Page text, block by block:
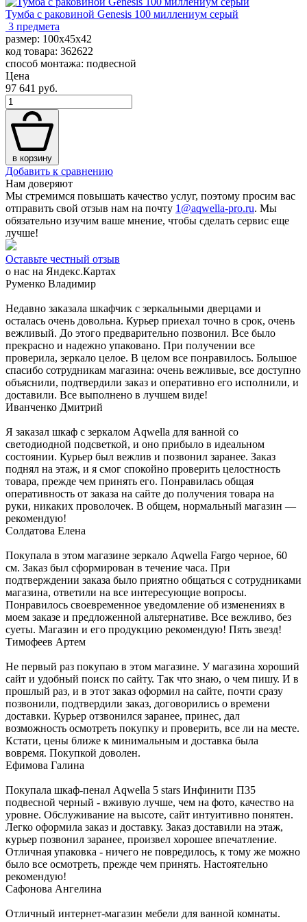
Тумба с раковиной Genesis 100 миллениум серый
3 предмета
размер: 100x45x42
код товара: 362622
способ монтажа: подвесной
Цена
97 641 руб.
в корзину
Добавить к сравнению
Нам доверяют
Мы стремимся повышать качество услуг, поэтому просим вас
отправить свой отзыв нам на почту 1@aqwella-pro.ru. Мы
обязательно изучим ваше мнение, чтобы сделать сервис еще
лучше!
Оставьте честный отзыв
о нас на Яндекс.Картах
Руменко Владимир
Недавно заказала шкафчик с зеркальными дверцами и
осталась очень довольна. Курьер приехал точно в срок, очень
вежливый. До этого предварительно позвонил. Все было
прекрасно и надежно упаковано. При получении все
проверила, зеркало целое. В целом все понравилось. Большое
спасибо сотрудникам магазина: очень вежливые, все доступно
объяснили, подтвердили заказ и оперативно его исполнили, и
доставили. Все выполнено в лучшем виде!
Иванченко Дмитрий
Я заказал шкаф с зеркалом Aqwella для ванной со
светодиодной подсветкой, и оно прибыло в идеальном
состоянии. Курьер был вежлив и позвонил заранее. Заказ
поднял на этаж, и я смог спокойно проверить целостность
товара, прежде чем принять его. Понравилась общая
оперативность от заказа на сайте до получения товара на
руки, никаких проволочек. В общем, нормальный магазин —
рекомендую!
Солдатова Елена
Покупала в этом магазине зеркало Aqwella Fargo черное, 60
см. Заказ был сформирован в течение часа. При
подтверждении заказа было приятно общаться с сотрудниками
магазина, ответили на все интересующие вопросы.
Понравилось своевременное уведомление об изменениях в
моем заказе и предложенной альтернативе. Все вежливо, без
суеты. Магазин и его продукцию рекомендую! Пять звезд!
Тимофеев Артем
Не первый раз покупаю в этом магазине. У магазина хороший
сайт и удобный поиск по сайту. Так что знаю, о чем пишу. И в
прошлый раз, и в этот заказ оформил на сайте, почти сразу
позвонили, подтвердили заказ, договорились о времени
доставки. Курьер отзвонился заранее, принес, дал
возможность осмотреть покупку и проверить, все ли на месте.
Кстати, цены ближе к минимальным и доставка была
вовремя. Покупкой доволен.
Ефимова Галина
Покупала шкаф-пенал Aqwella 5 stars Инфинити П35
подвесной черный - вживую лучше, чем на фото, качество на
уровне. Обслуживание на высоте, сайт интуитивно понятен.
Легко оформила заказ и доставку. Заказ доставили на этаж,
курьер позвонил заранее, произвел хорошее впечатление.
Отличная упаковка - ничего не повредилось, к тому же можно
было все осмотреть, прежде чем принять. Настоятельно
рекомендую!
Сафонова Ангелина
Отличный интернет-магазин мебели для ванной комнаты.